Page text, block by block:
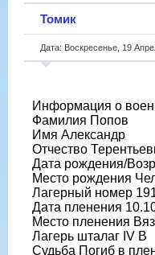
Томик
Дата: Воскресенье, 19
Информация о
Фамилия Попов
Имя Александр
Отчество
Дата рождения/
Место рождения
Лагерный номер
Дата пленения
Место пленения
Лагерь шталаг IV B
Судьба Погиб в